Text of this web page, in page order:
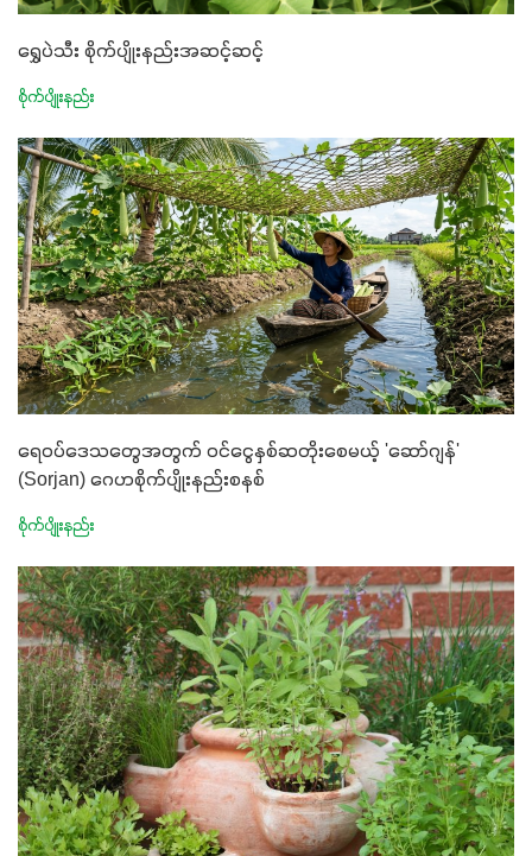
ရွှေပဲသီး စိုက်ပျိုးနည်းအဆင့်ဆင့်
စိုက်ပျိုးနည်း
ရေဝပ်ဒေသတွေအတွက် ဝင်ငွေနှစ်ဆတိုးစေမယ့် 'ဆော်ဂျန်'
(Sorjan) ဂေဟစိုက်ပျိုးနည်းစနစ်
စိုက်ပျိုးနည်း